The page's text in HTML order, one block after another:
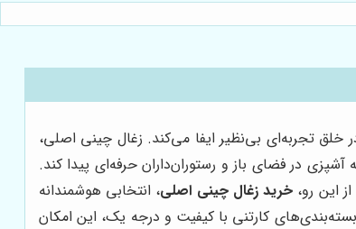
خلق تجربه‌ای بی‌نظیر ایفا می‌کند. زغال چینی اصلی،
آشپزی در فضای باز و رستوران‌داران حرفه‌ای پیدا کند.
این رو، خرید زغال چینی اصلی، انتخابی هوشمندانه
کارتنی با کیفیت و درجه یک، این امکان